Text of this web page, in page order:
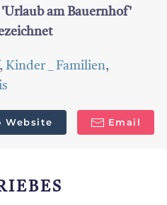
am Bauernhof'
, Kinder _ Familien,
Website Email